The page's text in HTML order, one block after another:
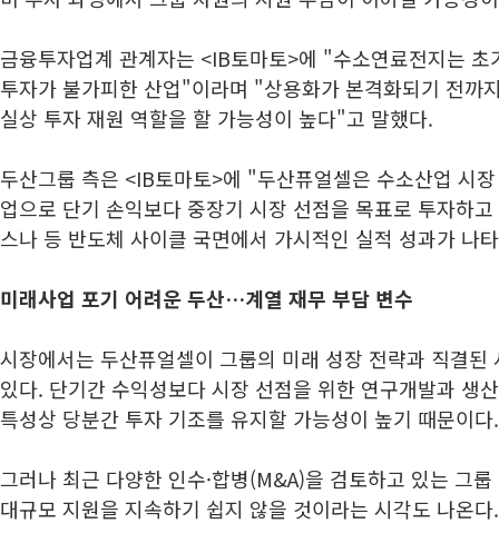
금융투자업계 관계자는 <IB토마토>에 "수소연료전지는
투자가 불가피한 산업"이라며 "상용화가 본격화되기 전까
실상 투자 재원 역할을 할 가능성이 높다"고 말했다.
두산그룹 측은 <IB토마토>에 "두산퓨얼셀은 수소산업 시
업으로 단기 손익보다 중장기 시장 선점을 목표로 투자하
스나 등 반도체 사이클 국면에서 가시적인 실적 성과가 나
미래사업 포기 어려운 두산…계열 재무 부담 변수
시장에서는 두산퓨얼셀이 그룹의 미래 성장 전략과 직결된
있다. 단기간 수익성보다 시장 선점을 위한 연구개발과 생
특성상 당분간 투자 기조를 유지할 가능성이 높기 때문이다.
그러나 최근 다양한 인수·합병(M&A)을 검토하고 있는 그
대규모 지원을 지속하기 쉽지 않을 것이라는 시각도 나온다.